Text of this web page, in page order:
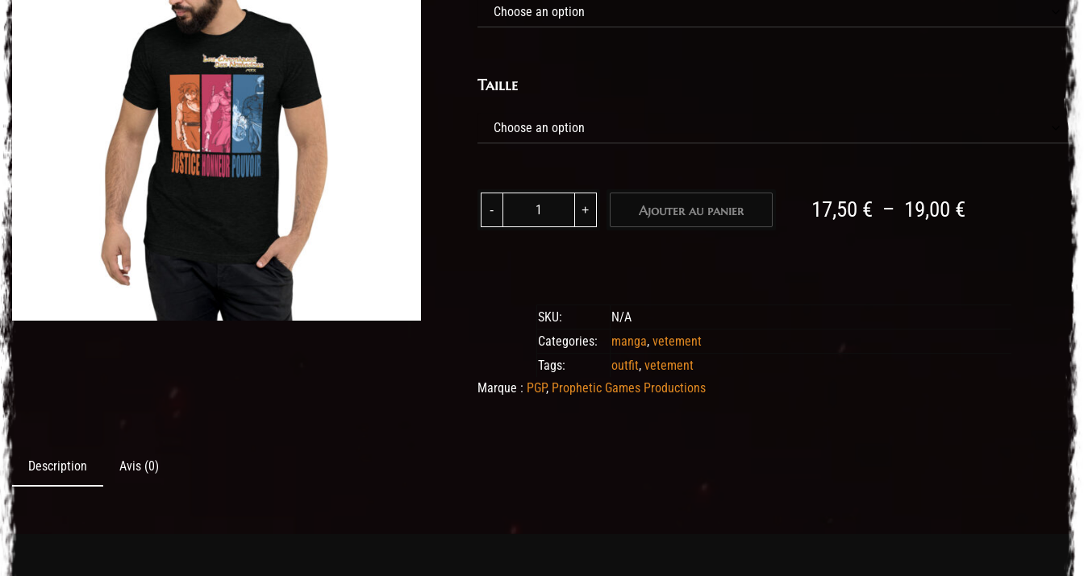
Taille
Ajouter au panier
Ajouter au panier 17,50 € – 19,00 €Plage
SKU:
N/A
Categories:
manga,vetement
Tags:
outfit,vetement
Marque : PGP, Prophetic Games Productions
Description Avis (0)